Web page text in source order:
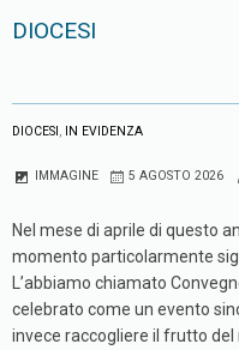
DIOCESI
DIOCESI, IN EVIDENZA
IMMAGINE 5 AGOSTO 2026
Nel mese di aprile di questo
momento particolarmente
L’abbiamo chiamato
celebrato come un evento
invece raccogliere il frutto